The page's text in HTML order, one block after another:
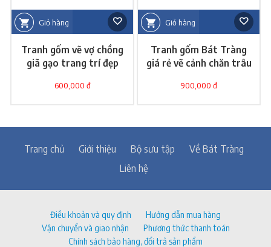
Giỏ hàng
Tranh gốm vẽ vợ chồng
giã gạo trang trí đẹp
600,000 đ
Giỏ hàng
Tranh gốm Bát Tràng
giá rẻ vẽ cảnh chăn trâu
900,000 đ
Trang chủ Giới thiệu Bộ sưu tập
Về Bát Tràng
Liên hệ
Điều khoản và quy định
Hướng dẫn mua hàng
Vận chuyển và giao nhận
Phương thức thanh toán
Chính sách bảo hàng, đổi trả sản phẩm